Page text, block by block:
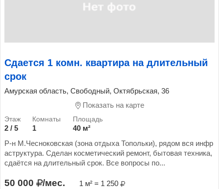
Сдается 1 комн. квартира на длительный
срок
Амурская область, Свободный, Октябрьская, 36
Показать на карте
2 / 5 1
40 м²
Р-н М.Чесноковская (зона отдыха Топольки), рядом вся инфр
аструктура. Сделан косметический ремонт, бытовая техника,
сдаётся на длительный срок. Все вопросы по...
50 000 /мес. 1 м² = 1 250